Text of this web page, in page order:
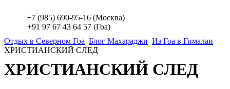
+7 (985) 690-95-16 (Москва)
+91 97 67 43 64 57 (Гоа)
Отдых в Северном Гоа Блог Махараджи Из Гоа в Гималаи
ХРИСТИАНСКИЙ СЛЕД
ХРИСТИАНСКИЙ СЛЕД